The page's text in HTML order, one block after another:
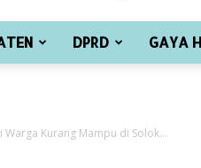
DPRD GAYA
Kurang Mampu di Solok...